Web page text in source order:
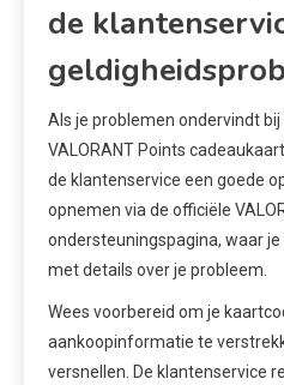
de
Als je problemen ondervindt
VALORANT Points
de klantenservice een goede
opnemen via de officiële
ondersteuningspagina, waar
met details over je probleem.
Wees voorbereid om je
aankoopinformatie te
versnellen. De klantenservice